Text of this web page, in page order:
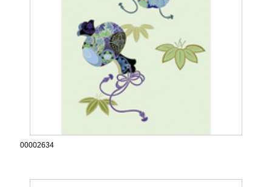
00002634